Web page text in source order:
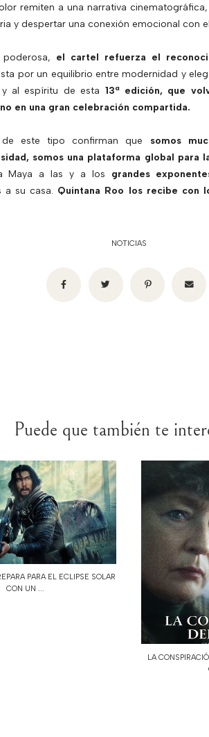
remiten a una narrativa
y despertar una conexión emocional con
el cartel refuerza el
por un equilibrio entre modernidad y
al espíritu de esta 13ª edición, que
en una gran celebración compartida.
de este tipo confirman que somos
somos una plataforma global para
Maya a las y a los grandes
a su casa. Quintana Roo los recibe con
NOTICIAS
Puede que también te
PARA EL ECLIPSE SOLAR
CON UN ...
LA